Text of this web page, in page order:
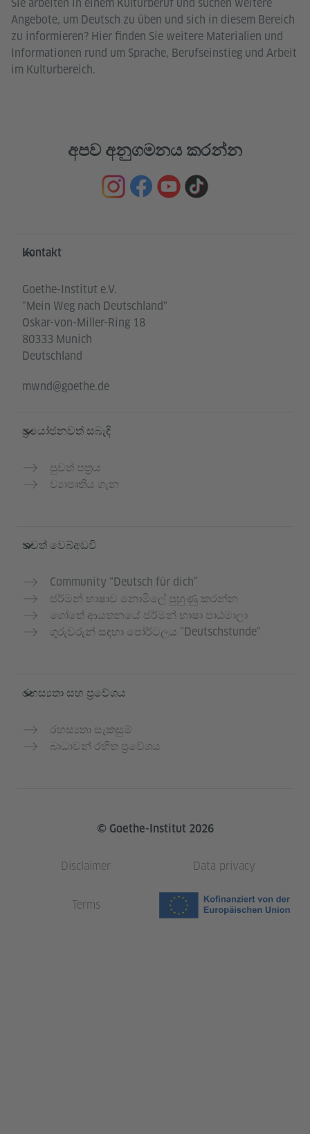
Sie arbeiten in einem Kulturberuf und suchen weitere
Angebote, um Deutsch zu üben und sich in diesem Bereich
zu informieren? Hier finden Sie weitere Materialien und
Informationen rund um Sprache, Berufseinstieg und Arbeit
im Kulturbereich.
අපව අනුගමනය කරන්න
Service- und Informationsbereich
Kontakt
Goethe-Institut e.V.
"Mein Weg nach Deutschland"
Oskar-von-Miller-Ring 18
80333 Munich
Deutschland
mwnd@goethe.de
ප්‍රයෝජනවත් සබැඳි
පුවත් පත්‍රය
ව්‍යාපෘතිය ගැන
තවත් වෙබ්අඩවි
Community “Deutsch für dich”
ජර්මන් භාෂාව නොමිලේ පුහුණු කරන්න
ගෝතේ ආයතනයේ ජර්මන් භාෂා පාඨමාලා
ගුරුවරුන් සඳහා පෝර්ටලය "Deutschstunde"
රහස්‍යතා සහ ප්‍රවේශය
රහස්‍යතා සැකසුම්
බාධාවන් රහිත ප්‍රවේශය
© Goethe-Institut 2026
Disclaimer Data privacy
Terms